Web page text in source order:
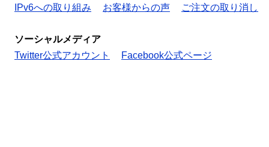
IPv6への取り組み
お客様からの声 ご注文の取り消し
ソーシャルメディア
Twitter公式アカウント
Facebook公式ページ